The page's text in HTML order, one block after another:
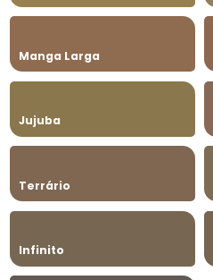
Manga Larga
Jujuba
Terrário
Infinito